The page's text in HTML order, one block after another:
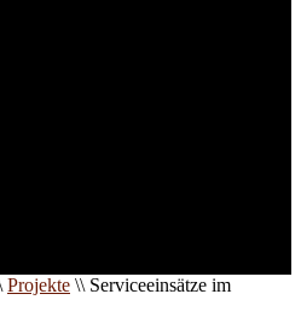
Projekte \\ Serviceeinsätze im